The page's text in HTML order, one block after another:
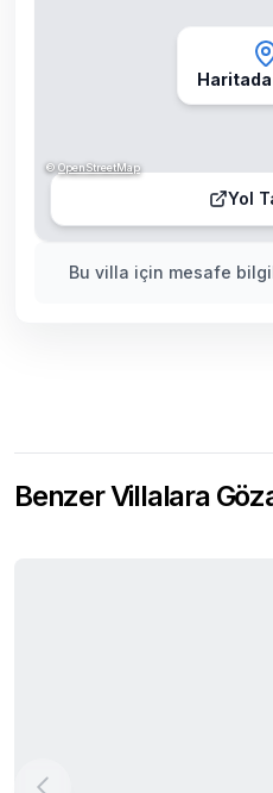
Bu villa için mesafe
Yol
©OpenStreetMap
Benzer Villalara